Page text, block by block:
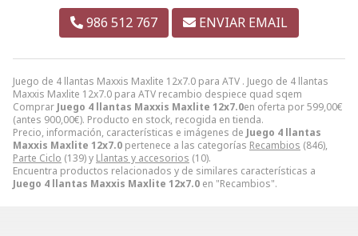
Juego de 4 llantas Maxxis Maxlite 12x7.0 para ATV . Juego de 4 llantas
Maxxis Maxlite 12x7.0 para ATV recambio despiece quad sqem
Comprar Juego 4 llantas Maxxis Maxlite 12x7.0en oferta por599,00€
(antes 900,00€). Producto en stock, recogida en tienda.
Precio, información, características e imágenes de Juego 4 llantas
Maxxis Maxlite 12x7.0 pertenece a las categorías Recambios (846),
Parte Ciclo (139) y Llantas y accesorios (10).
Encuentra productos relacionados y de similares características a
Juego 4 llantas Maxxis Maxlite 12x7.0 en "Recambios".
986 512 767 ENVIAR EMAIL